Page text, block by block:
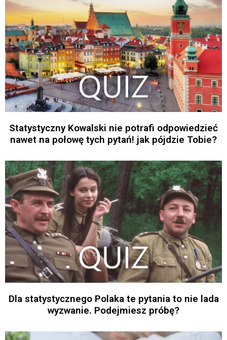
Statystyczny Kowalski nie potrafi odpowiedzieć
nawet na połowę tych pytań! jak pójdzie Tobie?
Dla statystycznego Polaka te pytania to nie lada
wyzwanie. Podejmiesz próbę?